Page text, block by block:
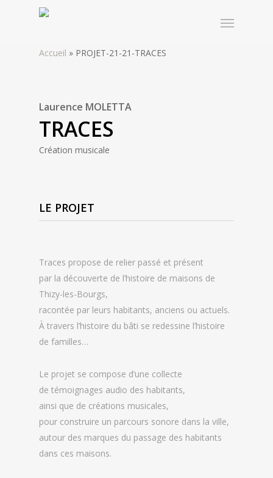
Accueil » PROJET-21-21-TRACES
Laurence MOLETTA
TRACES
Création musicale
LE PROJET
Traces propose de relier passé et présent
par la découverte de l’histoire de maisons de
Thizy-les-Bourgs,
racontée par leurs habitants, anciens ou actuels.
À travers l’histoire du bâti se redessine l’histoire
de familles…
Le projet se compose d’une collecte
de témoignages audio des habitants,
ainsi que de créations musicales,
pour construire un parcours sonore dans la ville,
autour des marques du passage des habitants
dans ces maisons.